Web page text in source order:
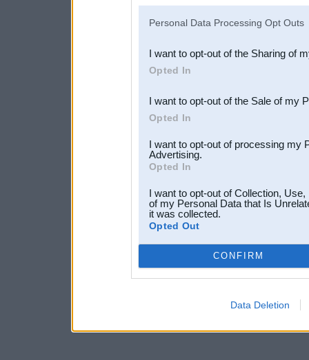
Downstream Participants
third parties.
Personal Data Processing Opt Outs
I want to opt-out of the Sharing of
Opted In
I want to opt-out of the Sale of my
Opted In
I want to opt-out of processing my
Advertising.
Opted In
I want to opt-out of Collection,
of my Personal Data that Is
it was collected.
Opted Out
CONFIRM
Data Deletion